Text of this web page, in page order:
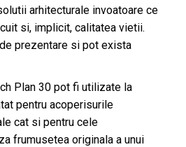
arhitecturale invoatoare ce
si, implicit, calitatea vietii.
prezentare si pot exista
Plan 30 pot fi utilizate la
pentru acoperisurile
cat si pentru cele
frumusetea originala a unui